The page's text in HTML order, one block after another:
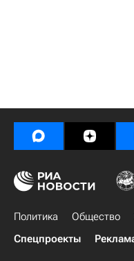
Политика Общество
Спецпроекты